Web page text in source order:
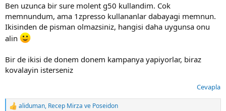
Ben uzunca bir sure molent g50 kullandim. Cok
memnundum, ama 1zpresso kullananlar dabayagi memnun.
Ikisinden de pisman olmazsiniz, hangisi daha uygunsa onu
alin
Bir de ikisi de donem donem kampanya yapiyorlar, biraz
kovalayin isterseniz
Cevapla
T aliduman, Recep Mirza ve Poseidon